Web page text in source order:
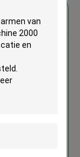
van
de
Type